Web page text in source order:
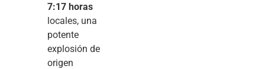
7:17 horas
locales, una
potente
explosión de
origen